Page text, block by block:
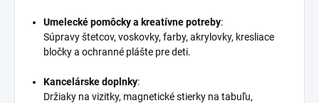
Umelecké pomôcky a kreatívne potreby:
Súpravy štetcov, voskovky, farby, akrylovky, kresliace
bločky a ochranné plášte pre deti.
Kancelárske doplnky:
Držiaky na vizitky, magnetické stierky na tabuľu,